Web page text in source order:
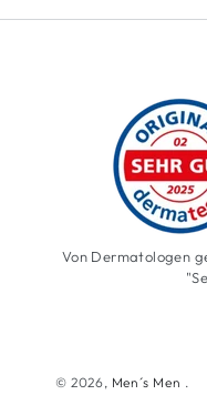
Von Dermatologen
© 2026, Men´s Men .